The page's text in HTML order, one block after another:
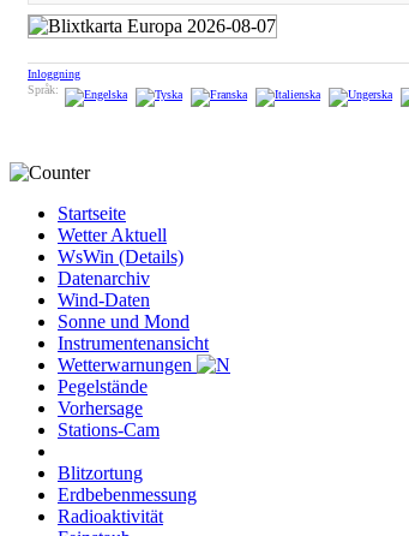
Inloggning
Språk:
Startseite
Wetter Aktuell
WsWin (Details)
Datenarchiv
Wind-Daten
Sonne und Mond
Instrumentenansicht
Wetterwarnungen
Pegelstände
Vorhersage
Stations-Cam
Blitzortung
Erdbebenmessung
Radioaktivität